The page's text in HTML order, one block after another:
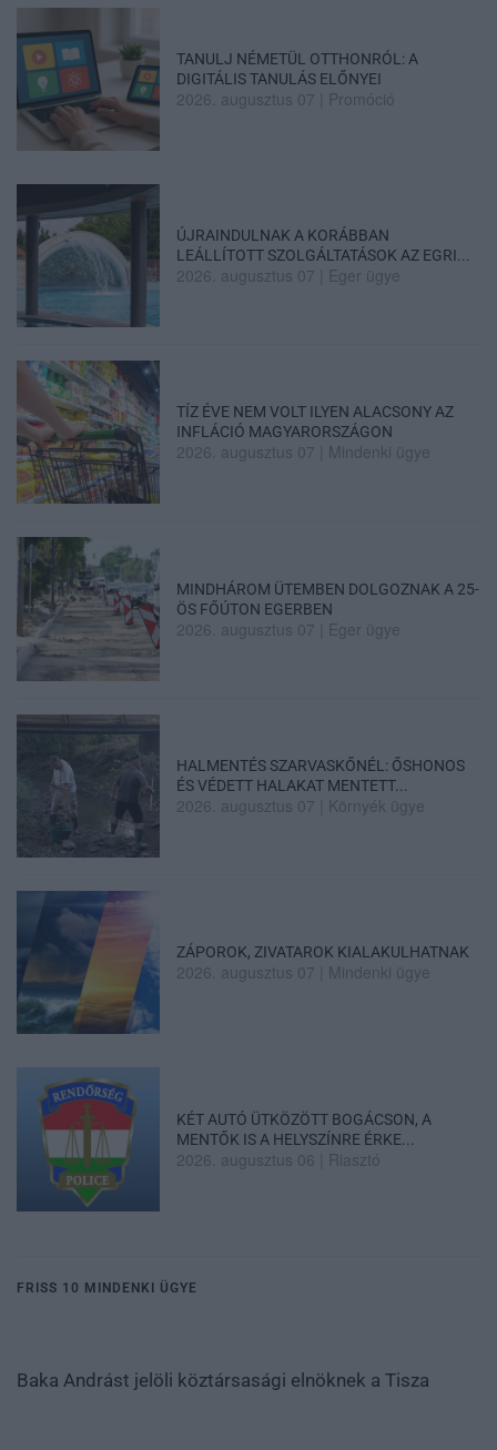
TANULJ NÉMETÜL OTTHONRÓL: A
DIGITÁLIS TANULÁS ELŐNYEI
2026. augusztus 07 Promóció
ÚJRAINDULNAK A KORÁBBAN
LEÁLLÍTOTT SZOLGÁLTATÁSOK AZ EGRI...
2026. augusztus 07 Eger ügye
TÍZ ÉVE NEM VOLT ILYEN ALACSONY AZ
INFLÁCIÓ MAGYARORSZÁGON
2026. augusztus 07 Mindenki ügye
MINDHÁROM ÜTEMBEN DOLGOZNAK A 25-
ÖS FŐÚTON EGERBEN
2026. augusztus 07 Eger ügye
HALMENTÉS SZARVASKŐNÉL: ŐSHONOS
ÉS VÉDETT HALAKAT MENTETT...
2026. augusztus 07 Környék ügye
ZÁPOROK, ZIVATAROK KIALAKULHATNAK
2026. augusztus 07 Mindenki ügye
KÉT AUTÓ ÜTKÖZÖTT BOGÁCSON, A
MENTŐK IS A HELYSZÍNRE ÉRKE...
2026. augusztus 06 Riasztó
FRISS 10 MINDENKI ÜGYE
Baka Andrást jelöli köztársasági elnöknek a Tisza